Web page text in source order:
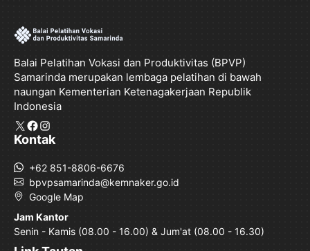
b
o
o
k
t
e
r
s
A
p
g
r
a
Balai Pelatihan Vokasi dan Produktivitas (BPVP)
Samarinda merupakan lembaga pelatihan di bawah
naungan Kementerian Ketenagakerjaan Republik
Indonesia
X Facebook
Instagram
Kontak
+62 851-8806-6676
bpvpsamarinda@kemnaker.go.id
Google Map
Jam Kantor
Senin - Kamis (08.00 - 16.00) & Jum'at (08.00 - 16.30)